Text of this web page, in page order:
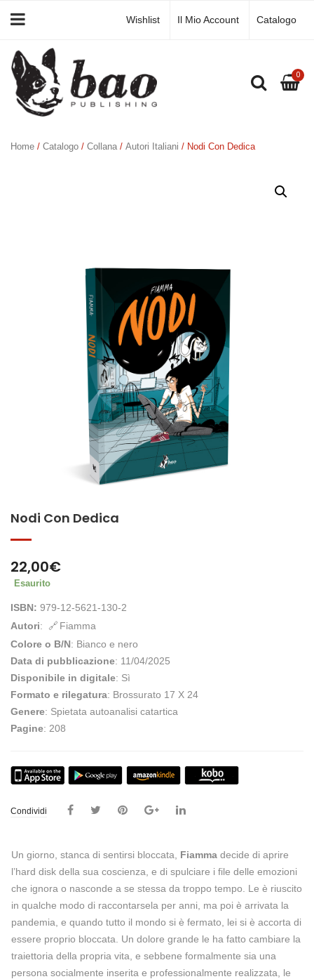
Wishlist Il Mio Account Catalogo
0
Home / Catalogo / Collana / Autori Italiani / Nodi Con Dedica
Nodi Con Dedica
22,00€
Esaurito
ISBN: 979-12-5621-130-2
Autori:
Fiamma
Colore o B/N: Bianco e nero
Data di pubblicazione: 11/04/2025
Disponibile in digitale: Sì
Formato e rilegatura: Brossurato 17 X 24
Genere: Spietata autoanalisi catartica
Pagine: 208
Condividi
Un giorno, stanca di sentirsi bloccata, Fiamma decide di aprire
l’hard disk della sua coscienza, e di spulciare i file delle emozioni
che ignora o nasconde a se stessa da troppo tempo. Le è riuscito
in qualche modo di raccontarsela per anni, ma poi è arrivata la
pandemia, e quando tutto il mondo si è fermato, lei si è accorta di
essere proprio bloccata. Un dolore grande le ha fatto cambiare la
traiettoria della propria vita, e sebbene formalmente sia una
persona socialmente inserita e professionalmente realizzata, le